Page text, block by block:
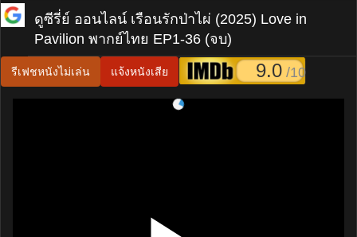
ดูซีรี่ย์ ออนไลน์ เรือนรักป่าไผ่ (2025) Love in
Pavilion พากย์ไทย EP1-36 (จบ)
รีเฟชหนังไม่เล่น แจ้งหนังเสีย 9.0 /10